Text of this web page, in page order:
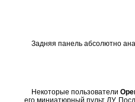
Задняя панель абсолютно
Некоторые пользователи
его миниатюрный пульт ДУ.